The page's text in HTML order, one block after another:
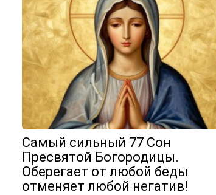
Самый сильный 77 Сон
Пресвятой Богородицы.
Оберегает от любой беды
отменяет любой негатив!